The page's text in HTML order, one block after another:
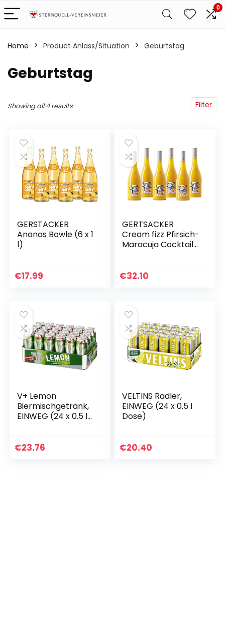
0
Home Product Anlass/Situation ‎Geburtstag
‎Geburtstag
Filter
Showing all 4 results
GERSTACKER
Ananas Bowle (6 x 1
l)
€17.99
GERTSACKER
Cream fizz Pfirsich-
Maracuja Cocktail
€32.10
V+ Lemon
Biermischgetränk,
EINWEG (24 x 0.5 l
€23.76
VELTINS Radler,
EINWEG (24 x 0.5 l
Dose)
€20.40